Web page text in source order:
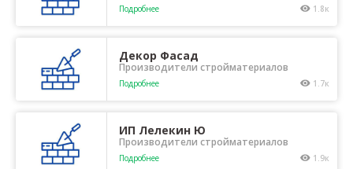
Подробнее 1.8к
Декор Фасад
Производители стройматериалов
Подробнее 1.7к
ИП Лелекин Ю
Производители стройматериалов
Подробнее 1.9к